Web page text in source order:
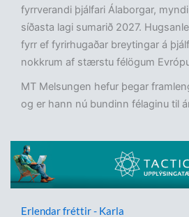
fyrrverandi þjálfari Álaborgar,
síðasta lagi sumarið 2027.
fyrr ef fyrirhugaðar breytingar á
nokkrum af stærstu félögum
MT Melsungen hefur þegar
og er hann nú bundinn félaginu til
Erlendar fréttir - Karla